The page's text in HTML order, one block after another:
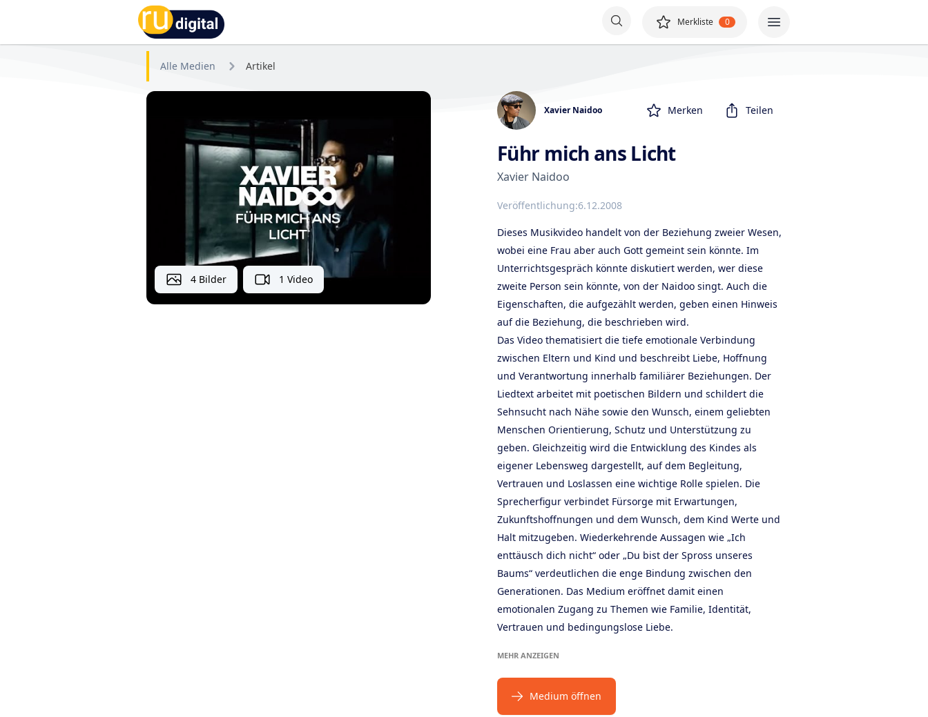
RU-digital
Merkliste 0
Alle Medien Artikel
4 Bilder 1 Video
Xavier Naidoo Merken Teilen
Führ mich ans Licht
Xavier Naidoo
Veröffentlichung:6.12.2008
Dieses Musikvideo handelt von der Beziehung zweier Wesen,
wobei eine Frau aber auch Gott gemeint sein könnte. Im
Unterrichtsgespräch könnte diskutiert werden, wer diese
zweite Person sein könnte, von der Naidoo singt. Auch die
Eigenschaften, die aufgezählt werden, geben einen Hinweis
auf die Beziehung, die beschrieben wird.
Das Video thematisiert die tiefe emotionale Verbindung
zwischen Eltern und Kind und beschreibt Liebe, Hoffnung
und Verantwortung innerhalb familiärer Beziehungen. Der
Liedtext arbeitet mit poetischen Bildern und schildert die
Sehnsucht nach Nähe sowie den Wunsch, einem geliebten
Menschen Orientierung, Schutz und Unterstützung zu
geben. Gleichzeitig wird die Entwicklung des Kindes als
eigener Lebensweg dargestellt, auf dem Begleitung,
Vertrauen und Loslassen eine wichtige Rolle spielen. Die
Sprecherfigur verbindet Fürsorge mit Erwartungen,
Zukunftshoffnungen und dem Wunsch, dem Kind Werte und
Halt mitzugeben. Wiederkehrende Aussagen wie „Ich
enttäusch dich nicht“ oder „Du bist der Spross unseres
Baums“ verdeutlichen die enge Bindung zwischen den
Generationen. Das Medium eröffnet damit einen
emotionalen Zugang zu Themen wie Familie, Identität,
Vertrauen und bedingungslose Liebe.
MEHR ANZEIGEN
Medium öffnen